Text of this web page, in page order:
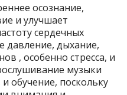
осознание,
и улучшает
сердечных
давление, дыхание,
, особенно стресса, и
музыки
обучение, поскольку